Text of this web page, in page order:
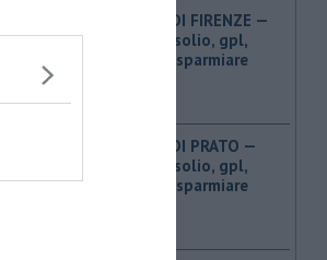
PROVINCIA DI FIRENZE — ​
Benzina, gasolio, gpl,
ecco dove risparmiare
PROVINCIA DI PRATO — ​
Benzina, gasolio, gpl,
ecco dove risparmiare